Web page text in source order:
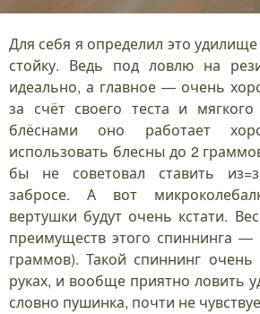
Для себя я определил это
стойку. Ведь под ловлю на
идеально, а главное — очень
за счёт своего теста и
блёснами оно работает
использовать блесны до 2
бы не советовал ставить
забросе. А вот
вертушки будут очень кстати.
преимуществ этого спиннинга
граммов). Такой спиннинг
руках, и вообще приятно ловить
словно пушинка, почти не